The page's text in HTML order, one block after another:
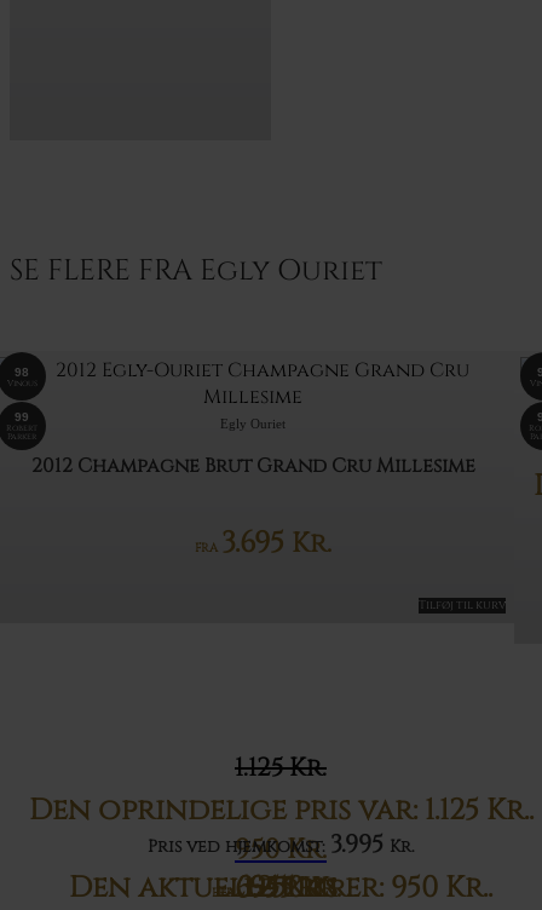
1.125Kr.
Den oprindelige pris var: 1.125 Kr..
950Kr.
Den aktuelle pris er: 950 Kr..
Pris ved hjemkomst: 3.995 Kr.
FRA3.250Kr.
695Kr.
FRA645Kr.
SE FLERE FRA Egly Ouriet
Egly Ouriet
2012 Champagne Brut Grand Cru Millesime
98
Vinous
99
Robert
Parker
FRA 3.695 Kr.
Tilføj til kurv